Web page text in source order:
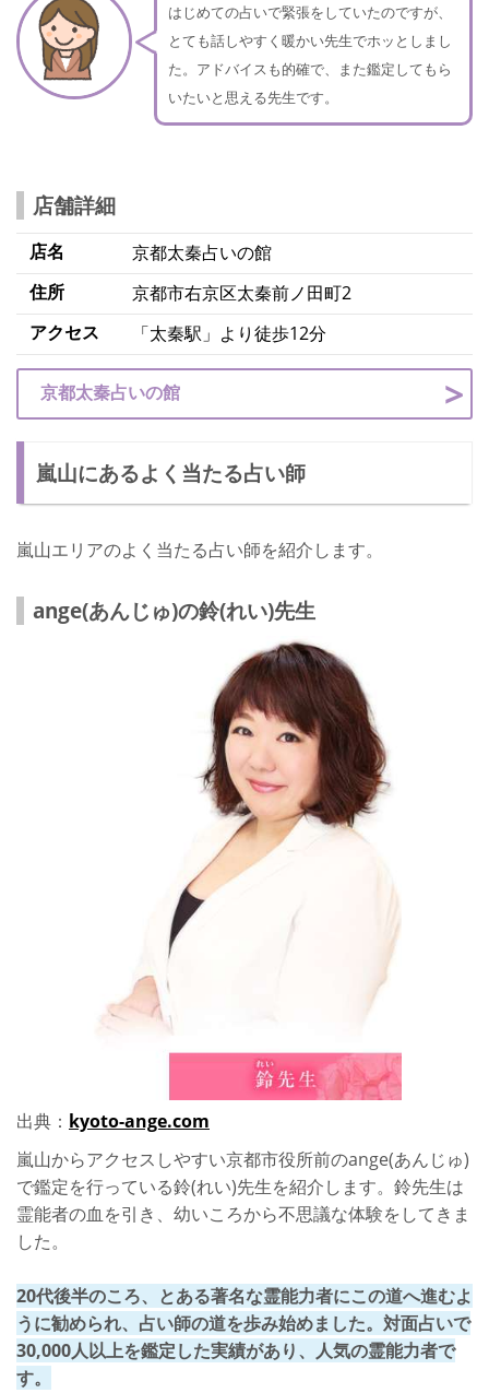
はじめての占いで緊張をしていたのですが、
とても話しやすく暖かい先生でホッとしまし
た。アドバイスも的確で、また鑑定してもら
いたいと思える先生です。
店舗詳細
店名
京都太秦占いの館
住所
京都市右京区太秦前ノ田町2
アクセス
「太秦駅」より徒歩12分
京都太秦占いの館
嵐山にあるよく当たる占い師
嵐山エリアのよく当たる占い師を紹介します。
ange(あんじゅ)の鈴(れい)先生
出典： kyoto-ange.com
嵐山からアクセスしやすい京都市役所前のange(あんじゅ)
で鑑定を行っている鈴(れい)先生を紹介します。鈴先生は
霊能者の血を引き、幼いころから不思議な体験をしてきま
した。
20代後半のころ、とある著名な霊能力者にこの道へ進むよ
うに勧められ、占い師の道を歩み始めました。対面占いで
30,000人以上を鑑定した実績があり、人気の霊能力者で
す。